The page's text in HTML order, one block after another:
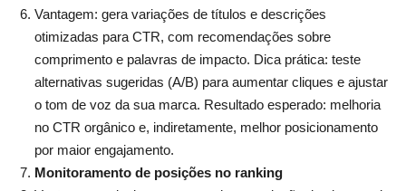
Vantagem: gera variações de títulos e descrições
otimizadas para CTR, com recomendações sobre
comprimento e palavras de impacto. Dica prática: teste
alternativas sugeridas (A/B) para aumentar cliques e ajustar
o tom de voz da sua marca. Resultado esperado: melhoria
no CTR orgânico e, indiretamente, melhor posicionamento
por maior engajamento.
Monitoramento de posições no ranking